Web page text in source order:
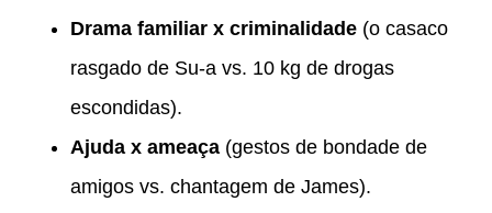
Drama familiar x criminalidade (o casaco
rasgado de Su-a vs. 10 kg de drogas
escondidas).
Ajuda x ameaça (gestos de bondade de
amigos vs. chantagem de James).